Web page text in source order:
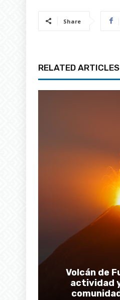
Share
RELATED ARTICLES
Volcán de
actividad